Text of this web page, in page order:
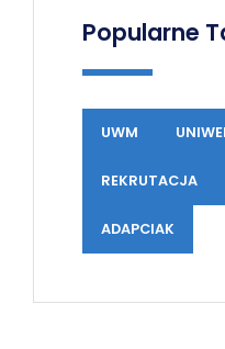
Popularne
UWM
REKRUTACJA
ADAPCIAK